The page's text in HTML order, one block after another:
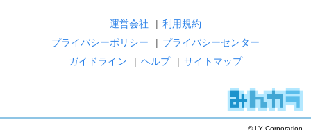
運営会社 | 利用規約
プライバシーポリシー
| プライバシーセンター
ガイドライン
| ヘルプ | サイトマップ